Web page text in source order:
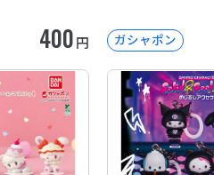
400円 ガシャポン